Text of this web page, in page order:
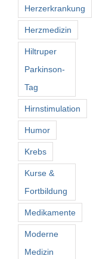
Herzerkrankung
Herzmedizin
Hiltruper
Parkinson-
Tag
Hirnstimulation
Humor
Krebs
Kurse &
Fortbildung
Medikamente
Moderne
Medizin